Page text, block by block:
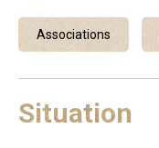
Associations
Situation